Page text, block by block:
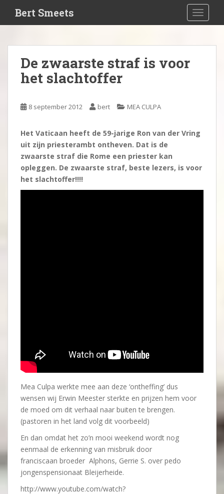
i
Bert Smeets
De zwaarste straf is voor
het slachtoffer
8 september 2012 bert MEA CULPA
Het Vaticaan heeft de 59-jarige Ron van der Vring
uit zijn priesterambt ontheven. Dat is de
zwaarste straf die Rome een priester kan
opleggen. De zwaarste straf, beste lezers, is voor
het slachtoffer!!!!
Mea Culpa werkte mee aan deze ‘ontheffing’ dus
wensen wij Erwin Meester sterkte en prijzen hem voor
de moed om dit verhaal naar buiten te brengen.
(pastoren in het land volg dit voorbeeld)
En dan omdat het zo’n mooi weekend wordt nog
eenmaal de erkenning van misbruik door
franciscaan broeder Alphons, Gerrie S. over pedo
jongenspensionaat Bleijerheide.
http://www.youtube.com/watch?